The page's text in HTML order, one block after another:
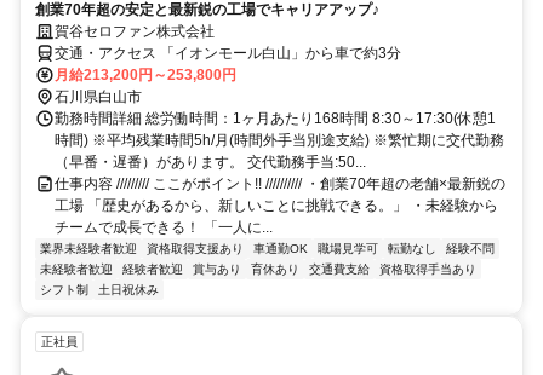
創業70年超の安定と最新鋭の工場でキャリアアップ♪
賀谷セロファン株式会社
交通・アクセス 「イオンモール⽩⼭」から⾞で約3分
月給213,200円～253,800円
石川県白山市
勤務時間詳細 総労働時間：1ヶ月あたり168時間 8:30～17:30(休憩1
時間) ※平均残業時間5h/月(時間外手当別途支給) ※繁忙期に交代勤務
（早番・遅番）があります。 交代勤務手当:50...
仕事内容 ///////// ここがポイント!! ////////// ・創業70年超の老舗×最新鋭の
工場 「歴史があるから、新しいことに挑戦できる。」 ・未経験から
チームで成長できる！ 「一人に...
業界未経験者歓迎 資格取得支援あり 車通勤OK 職場見学可 転勤なし
経験不問
未経験者歓迎
経験者歓迎 賞与あり 育休あり 交通費支給
資格取得手当あり
シフト制
土日祝休み
正社員